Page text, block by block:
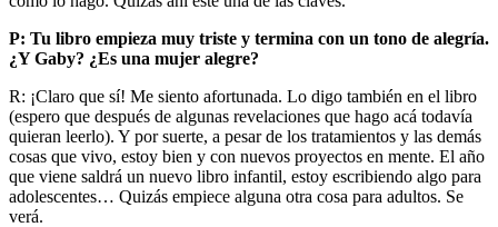
P: Tu libro empieza muy triste y termina con un tono de alegría.
¿Y Gaby? ¿Es una mujer alegre?
R: ¡Claro que sí! Me siento afortunada. Lo digo también en el libro
(espero que después de algunas revelaciones que hago acá todavía
quieran leerlo). Y por suerte, a pesar de los tratamientos y las demás
cosas que vivo, estoy bien y con nuevos proyectos en mente. El año
que viene saldrá un nuevo libro infantil, estoy escribiendo algo para
adolescentes… Quizás empiece alguna otra cosa para adultos. Se
verá.